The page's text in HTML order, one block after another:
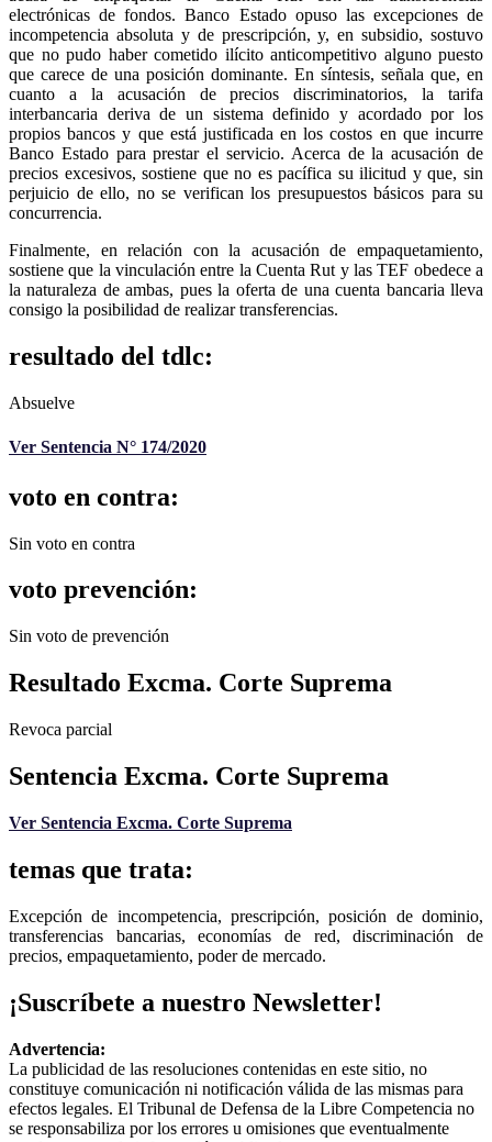
electrónicas de fondos. Banco Estado opuso las excepciones de
incompetencia absoluta y de prescripción, y, en subsidio, sostuvo
que no pudo haber cometido ilícito anticompetitivo alguno puesto
que carece de una posición dominante. En síntesis, señala que, en
cuanto a la acusación de precios discriminatorios, la tarifa
interbancaria deriva de un sistema definido y acordado por los
propios bancos y que está justificada en los costos en que incurre
Banco Estado para prestar el servicio. Acerca de la acusación de
precios excesivos, sostiene que no es pacífica su ilicitud y que, sin
perjuicio de ello, no se verifican los presupuestos básicos para su
concurrencia.
Finalmente, en relación con la acusación de empaquetamiento,
sostiene que la vinculación entre la Cuenta Rut y las TEF obedece a
la naturaleza de ambas, pues la oferta de una cuenta bancaria lleva
consigo la posibilidad de realizar transferencias.
resultado del tdlc:
Absuelve
Ver Sentencia N° 174/2020
voto en contra:
Sin voto en contra
voto prevención:
Sin voto de prevención
Resultado Excma. Corte Suprema
Revoca parcial
Sentencia Excma. Corte Suprema
Ver Sentencia Excma. Corte Suprema
temas que trata:
Excepción de incompetencia, prescripción, posición de dominio,
transferencias bancarias, economías de red, discriminación de
precios, empaquetamiento, poder de mercado.
¡Suscríbete a nuestro Newsletter!
Advertencia:
La publicidad de las resoluciones contenidas en este sitio, no
constituye comunicación ni notificación válida de las mismas para
efectos legales. El Tribunal de Defensa de la Libre Competencia no
se responsabiliza por los errores u omisiones que eventualmente